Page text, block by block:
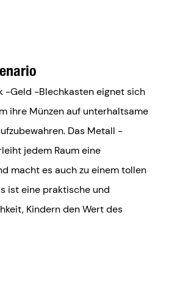
-Geld -Blechkasten eignet sich
ihre Münzen auf unterhaltsame
Das Metall -
jedem Raum eine
macht es auch zu einem tollen
ist eine praktische und
Kindern den Wert des